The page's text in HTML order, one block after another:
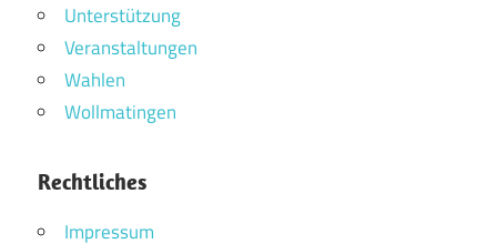
Unterstützung
Veranstaltungen
Wahlen
Wollmatingen
Rechtliches
Impressum